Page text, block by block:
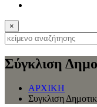
×
Σύγκλιση
ΑΡΧΙΚΗ
Συγκλιση